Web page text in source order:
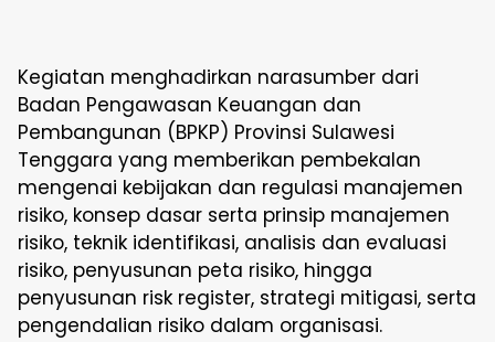
Kegiatan menghadirkan narasumber dari
Badan Pengawasan Keuangan dan
Pembangunan (BPKP) Provinsi Sulawesi
Tenggara yang memberikan pembekalan
mengenai kebijakan dan regulasi manajemen
risiko, konsep dasar serta prinsip manajemen
risiko, teknik identifikasi, analisis dan evaluasi
risiko, penyusunan peta risiko, hingga
penyusunan risk register, strategi mitigasi, serta
pengendalian risiko dalam organisasi.